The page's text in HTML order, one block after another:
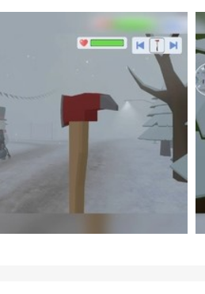
。不要被抓住。
素，让你以独特的勇气自由突破。
进入游戏。
。
换武器，右边的按键是射击和换弹，
武器将他打倒。